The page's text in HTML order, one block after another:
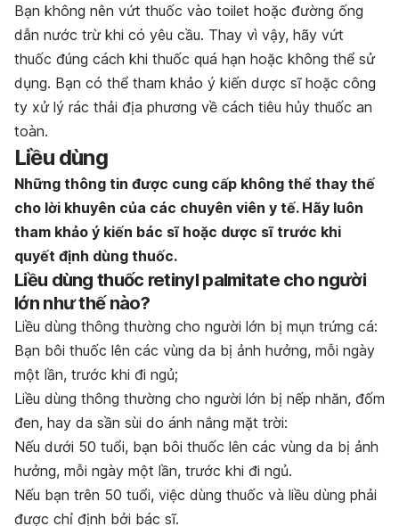
Bạn không nên vứt thuốc vào toilet hoặc đường ống
dẫn nước trừ khi có yêu cầu. Thay vì vậy, hãy vứt
thuốc đúng cách khi thuốc quá hạn hoặc không thể sử
dụng. Bạn có thể tham khảo ý kiến dược sĩ hoặc công
ty xử lý rác thải địa phương về cách tiêu hủy thuốc an
toàn.
Liều dùng
Những thông tin được cung cấp không thể thay thế
cho lời khuyên của các chuyên viên y tế. Hãy luôn
tham khảo ý kiến bác sĩ hoặc dược sĩ trước khi
quyết định dùng thuốc.
Liều dùng thuốc retinyl palmitate cho người
lớn như thế nào?
Liều dùng thông thường cho người lớn bị mụn trứng cá:
Bạn bôi thuốc lên các vùng da bị ảnh hưởng, mỗi ngày
một lần, trước khi đi ngủ;
Liều dùng thông thường cho người lớn bị nếp nhăn, đốm
đen, hay da sần sùi do ánh nắng mặt trời:
Nếu dưới 50 tuổi, bạn bôi thuốc lên các vùng da bị ảnh
hưởng, mỗi ngày một lần, trước khi đi ngủ.
Nếu bạn trên 50 tuổi, việc dùng thuốc và liều dùng phải
được chỉ định bởi bác sĩ.